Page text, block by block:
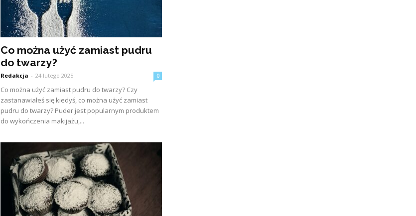
Co można użyć zamiast pudru
do twarzy?
Redakcja - 24 lutego 2025 0
Co można użyć zamiast pudru do twarzy? Czy
zastanawiałeś się kiedyś, co można użyć zamiast
pudru do twarzy? Puder jest popularnym produktem
do wykończenia makijażu,...